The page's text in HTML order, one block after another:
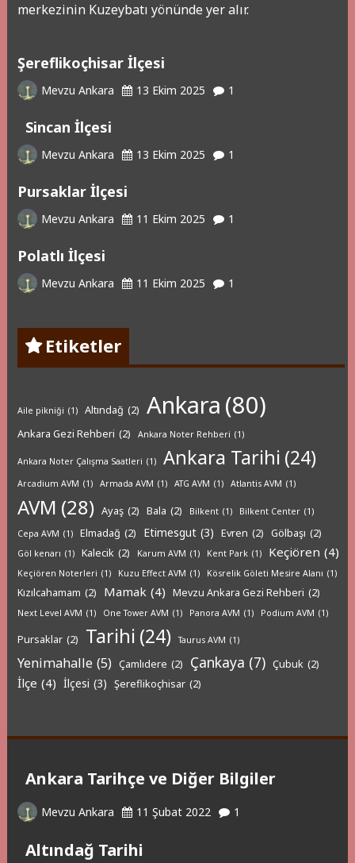
merkezinin Kuzeybatı yönünde yer alır.
Şereflikoçhisar İlçesi
Mevzu Ankara 13 Ekim 2025 1
Sincan İlçesi
Mevzu Ankara 13 Ekim 2025 1
Pursaklar İlçesi
Mevzu Ankara 11 Ekim 2025 1
Polatlı İlçesi
Mevzu Ankara 11 Ekim 2025 1
Etiketler
Aile pikniği (1) Altındağ (2) Ankara (80)
Ankara Gezi Rehberi (2) Ankara Noter Rehberi (1)
Ankara Noter Çalışma Saatleri (1) Ankara Tarihi (24)
Arcadium AVM (1) Armada AVM (1) ATG AVM (1) Atlantis AVM (1)
AVM (28) Ayaş (2) Bala (2) Bilkent (1) Bilkent Center (1)
Cepa AVM (1) Elmadağ (2) Etimesgut (3) Evren (2) Gölbaşı (2)
Göl kenarı (1) Kalecik (2) Karum AVM (1) Kent Park (1) Keçiören (4)
Keçiören Noterleri (1) Kuzu Effect AVM (1) Kösrelik Göleti Mesire Alanı (1)
Kızılcahamam (2) Mamak (4) Mevzu Ankara Gezi Rehberi (2)
Next Level AVM (1) One Tower AVM (1) Panora AVM (1) Podium AVM (1)
Pursaklar (2) Tarihi (24) Taurus AVM (1)
Yenimahalle (5) Çamlıdere (2) Çankaya (7) Çubuk (2)
İlçe (4) İlçesi (3) Şereflikoçhisar (2)
Ankara Tarihçe ve Diğer Bilgiler
Mevzu Ankara 11 Şubat 2022 1
Altındağ Tarihi